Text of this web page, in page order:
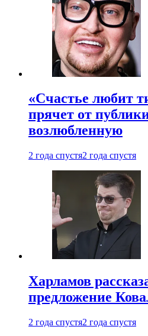
«Счастье любит
прячет от
возлюбленную
2 года спустя2 года спустя
Харламов
предложение
2 года спустя2 года спустя